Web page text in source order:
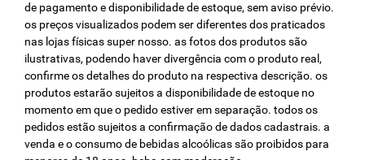
de pagamento e disponibilidade de estoque, sem aviso prévio.
os preços visualizados podem ser diferentes dos praticados
nas lojas físicas super nosso. as fotos dos produtos são
ilustrativas, podendo haver divergência com o produto real,
confirme os detalhes do produto na respectiva descrição. os
produtos estarão sujeitos a disponibilidade de estoque no
momento em que o pedido estiver em separação. todos os
pedidos estão sujeitos a confirmação de dados cadastrais. a
venda e o consumo de bebidas alcoólicas são proibidos para